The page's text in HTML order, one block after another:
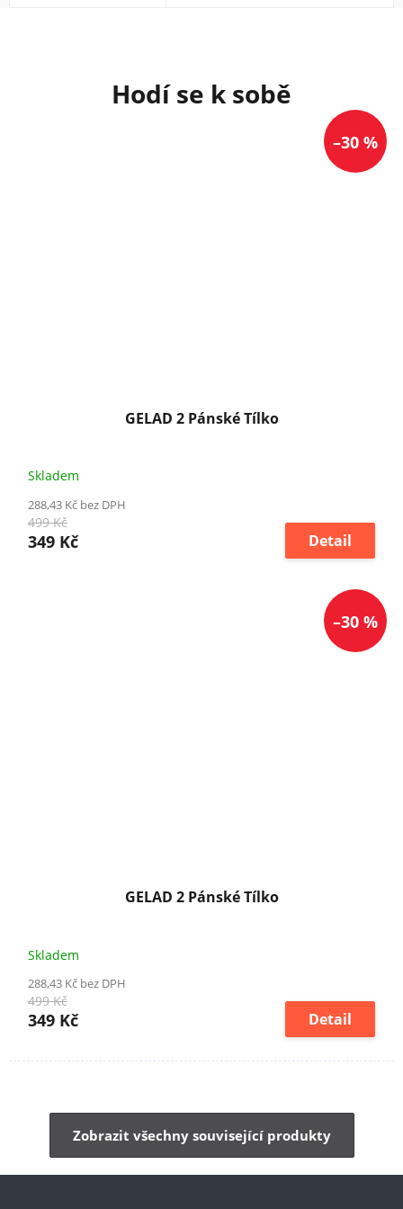
–30 %
GELAD 2 Pánské Tílko
Skladem
288,43 Kč bez DPH
499 Kč
349 Kč Detail
–30 %
GELAD 2 Pánské Tílko
Skladem
288,43 Kč bez DPH
499 Kč
349 Kč Detail
Zobrazit všechny související produkty